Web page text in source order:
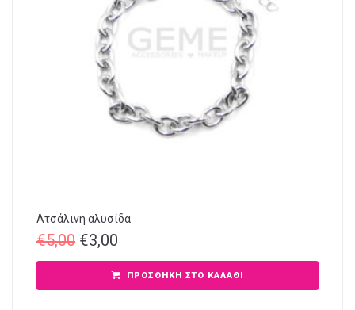
Ατσάλινη αλυσίδα
€5,00 €3,00
ΠΡΟΣΘΉΚΗ ΣΤΟ ΚΑΛΆΘΙ